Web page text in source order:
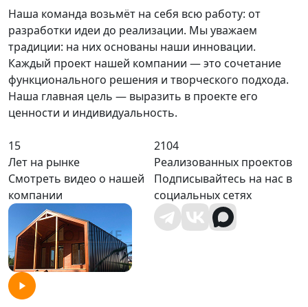
Наша команда возьмёт на себя всю работу: от
разработки идеи до реализации. Мы уважаем
традиции: на них основаны наши инновации.
Каждый проект нашей компании — это сочетание
функционального решения и творческого подхода.
Наша главная цель — выразить в проекте его
ценности и индивидуальность.
15
Лет на рынке
2104
Реализованных проектов
Смотреть видео о нашей
компании
Подписывайтесь на нас в
социальных сетях